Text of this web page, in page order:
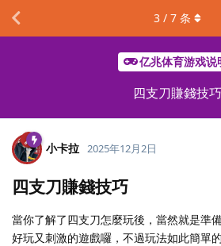
亿兆体育游戏说
四支刀賺錢技巧
3 / 7 条
小卡拉 2025年12月2日
四支刀賺錢技巧
當你了解了四支刀怎麼玩後，當然就是準
好玩又刺激的遊戲囉，不過玩法如此簡單